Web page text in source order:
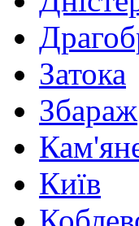
Затока
Збараж
Київ